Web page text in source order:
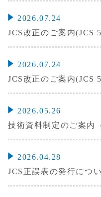
2026.07.24
JCS改正のご案内(JCS
2026.07.24
JCS改正のご案内(JCS
2026.05.26
技術資料制定のご案内
2026.04.28
JCS正誤表の発行につ